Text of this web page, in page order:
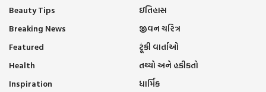
Beauty Tips
Breaking News
Featured
Health
Inspiration
ઇતિહાસ
જીવન ચરિત્ર
ટૂંકી વાર્તાઓ
તથ્યો અને હકીકતો
ધાર્મિક